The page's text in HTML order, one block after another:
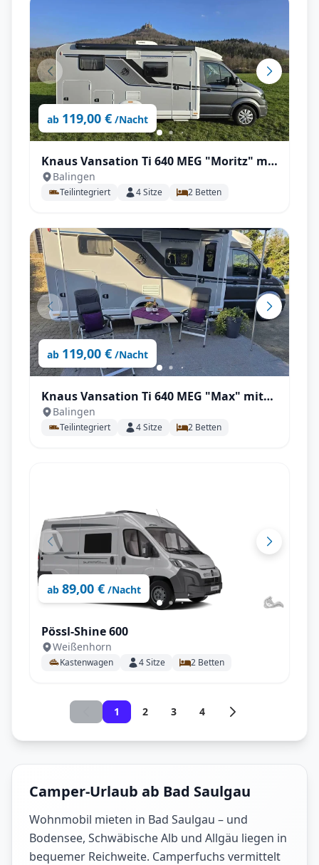
ab 119,00 € /Nacht
Knaus Vansation Ti 640 MEG "Moritz" mit
Einzelbetten, Automatik, Klimaanlage
mit SAT uvm.
Balingen
Teilintegriert 4Sitze 2 Betten
ab 119,00 € /Nacht
Knaus Vansation Ti 640 MEG "Max" mit
Einzelbetten, Automatik, Klimaanlage
mit SAT uvm. Kopie
Balingen
Teilintegriert 4Sitze 2 Betten
ab 89,00 € /Nacht
Pössl-Shine 600
Weißenhorn
Kastenwagen 4Sitze 2 Betten
1 2 3 4
Camper-Urlaub ab Bad Saulgau
Wohnmobil mieten in Bad Saulgau – und
Bodensee, Schwäbische Alb und Allgäu liegen in
bequemer Reichweite. Camperfuchs vermittelt